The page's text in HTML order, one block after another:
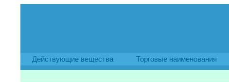
Действующие вещества Торговые наименования